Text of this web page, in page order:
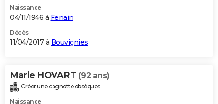
Naissance
04/11/1946 à Fenain
Décès
11/04/2017 à Bouvignies
Marie HOVART (92 ans)
Créer une cagnotte obsèques
Naissance